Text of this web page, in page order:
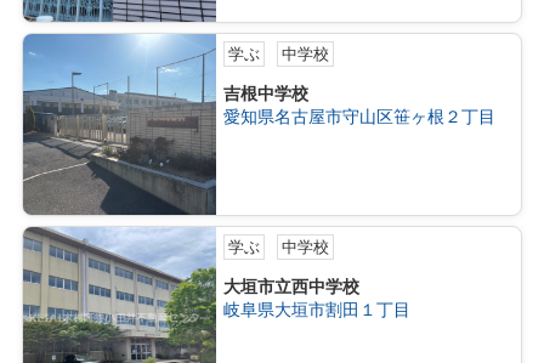
学ぶ 中学校
吉根中学校
愛知県名古屋市守山区笹ヶ根２丁目
学ぶ 中学校
大垣市立西中学校
岐阜県大垣市割田１丁目